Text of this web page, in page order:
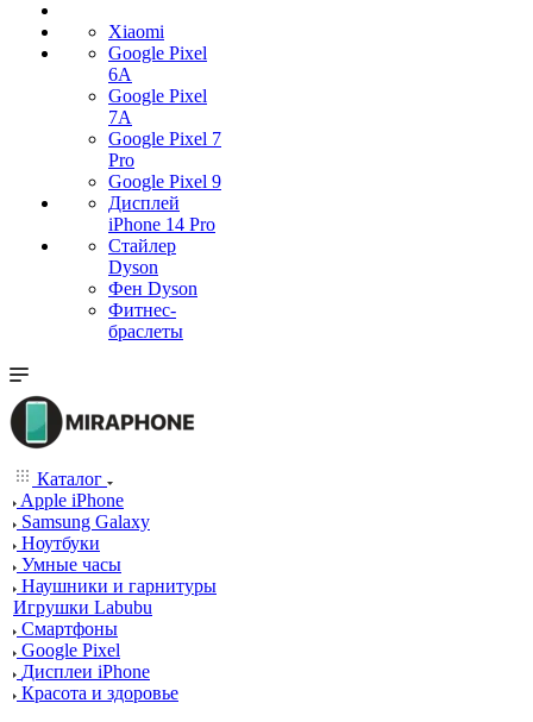
Xiaomi
Google Pixel
6A
Google Pixel
7А
Google Pixel 7
Pro
Google Pixel 9
Дисплей
iPhone 14 Pro
Стайлер
Dyson
Фен Dyson
Фитнес-
браслеты
Каталог
Apple iPhone
Samsung Galaxy
Ноутбуки
Умные часы
Наушники и гарнитуры
Игрушки Labubu
Смартфоны
Google Pixel
Дисплеи iPhone
Красота и здоровье